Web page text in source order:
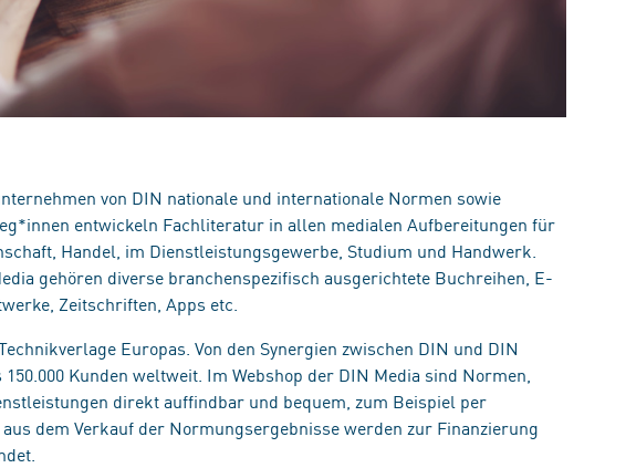
von DIN nationale und internationale Normen sowie
entwickeln Fachliteratur in allen medialen Aufbereitungen für
Handel, im Dienstleistungsgewerbe, Studium und Handwerk.
gehören diverse branchenspezifisch ausgerichtete Buchreihen, E-
Zeitschriften, Apps etc.
Europas. Von den Synergien zwischen DIN und DIN
Kunden weltweit. Im Webshop der DIN Media sind Normen,
direkt auffindbar und bequem, zum Beispiel per
dem Verkauf der Normungsergebnisse werden zur Finanzierung